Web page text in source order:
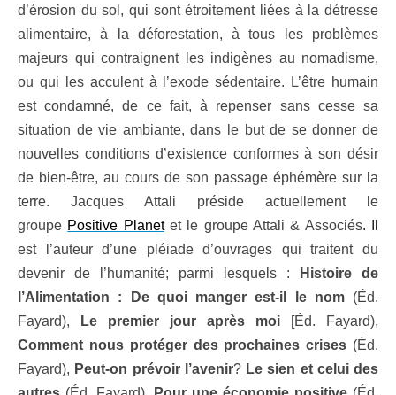
d’érosion du sol, qui sont étroitement liées à la détresse
alimentaire, à la déforestation, à tous les problèmes
majeurs qui contraignent les indigènes au nomadisme,
ou qui les acculent à l’exode sédentaire. L’être humain
est condamné, de ce fait, à repenser sans cesse sa
situation de vie ambiante, dans le but de se donner de
nouvelles conditions d’existence conformes à son désir
de bien-être, au cours de son passage éphémère sur la
terre. Jacques Attali préside actuellement le
groupe Positive Planet et le groupe Attali & Associés. Il
est l’auteur d’une pléiade d’ouvrages qui traitent du
devenir de l’humanité; parmi lesquels :
Histoire de
l’Alimentation
: De quoi manger est-il le nom (Éd.
Fayard),
Le premier jour après moi
[Éd. Fayard),
Comment nous protéger des prochaines crises (Éd.
Fayard), Peut-on prévoir l’avenir? Le sien et celui des